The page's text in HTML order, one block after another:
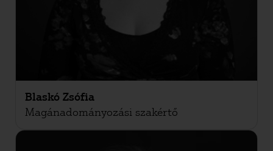
Blaskó Zsófia
Magánadományozási szakértő